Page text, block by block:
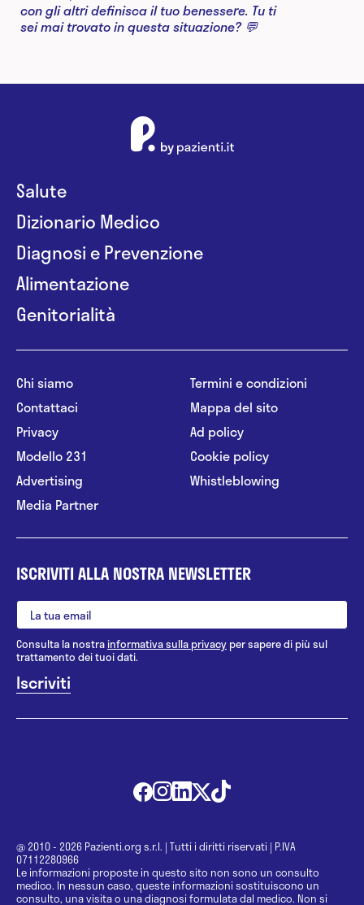
Salute
Dizionario Medico
Diagnosi e Prevenzione
Alimentazione
Genitorialità
Chi siamo
Contattaci
Privacy
Modello 231
Advertising
Media Partner
Termini e condizioni
Mappa del sito
Ad policy
Cookie policy
Whistleblowing
ISCRIVITI ALLA NOSTRA NEWSLETTER
Consulta la nostrainformativa sulla privacy per sapere di più sul
trattamento dei tuoi dati.
@ 2010 - 2026 Pazienti.org s.r.l. | Tutti i diritti riservati | P.IVA
07112280966
Le informazioni proposte in questo sito non sono un consulto
medico. In nessun caso, queste informazioni sostituiscono un
consulto, una visita o una diagnosi formulata dal medico. Non si